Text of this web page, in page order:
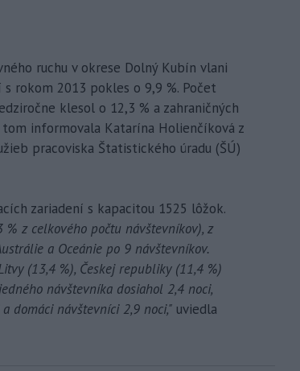
ruchu v okrese Dolný Kubín vlani
rokom 2013 pokles o 9,9 %. Počet
klesol o 12,3 % a zahraničných
tom informovala Katarína Holienčíková z
pracoviska Štatistického úradu (ŠÚ)
zariadení s kapacitou 1525 lôžok.
z celkového počtu návštevníkov), z
a Oceánie po 9 návštevníkov.
(13,4 %), Českej republiky (11,4 %)
návštevníka dosiahol 2,4 noci,
domáci návštevníci 2,9 noci," uviedla